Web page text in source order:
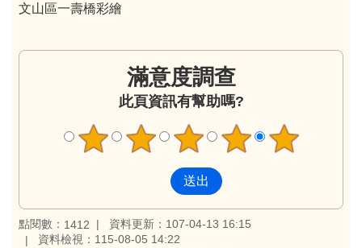
文山區一壽橋彩繪
滿意度調查
此頁資訊有幫助嗎?
點閱數： 1412
資料更新：107-04-13 16:15
資料檢視：115-08-05 14:22